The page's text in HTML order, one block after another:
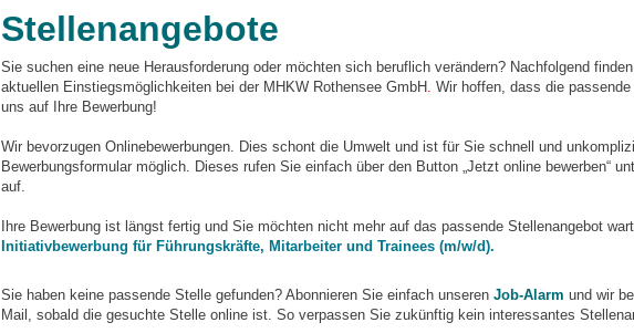
Stellenangebote
Sie suchen eine neue Herausforderung oder möchten sich beruflich verändern? Nachfolgend
aktuellen Einstiegsmöglichkeiten bei der MHKW Rothensee GmbH . Wir hoffen, dass die
uns auf Ihre Bewerbung!
Wir bevorzugen Onlinebewerbungen. Dies schont die Umwelt und ist für Sie schnell und
Bewerbungsformular möglich. Dieses rufen Sie einfach über den Button „Jetzt online bewerben“
auf.
Ihre Bewerbung ist längst fertig und Sie möchten nicht mehr auf das passende Stellenangebot
Initiativbewerbung für Führungskräfte, Mitarbeiter und Trainees (m/w/d).
Sie haben keine passende Stelle gefunden? Abonnieren Sie einfach unseren Job-Alarm und wir
Mail, sobald die gesuchte Stelle online ist. So verpassen Sie zukünftig kein interessantes